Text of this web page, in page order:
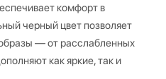
комфорт в
черный цвет позволяет
— от расслабленных
как яркие, так и